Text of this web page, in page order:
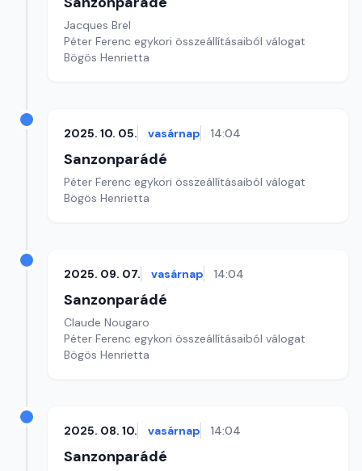
Jacques Brel
Péter Ferenc egykori összeállításaiból válogat
Bögös Henrietta
2025. 10. 05. vasárnap 14:04
Sanzonparádé
Péter Ferenc egykori összeállításaiból válogat
Bögös Henrietta
2025. 09. 07. vasárnap 14:04
Sanzonparádé
Claude Nougaro
Péter Ferenc egykori összeállításaiból válogat
Bögös Henrietta
2025. 08. 10. vasárnap 14:04
Sanzonparádé